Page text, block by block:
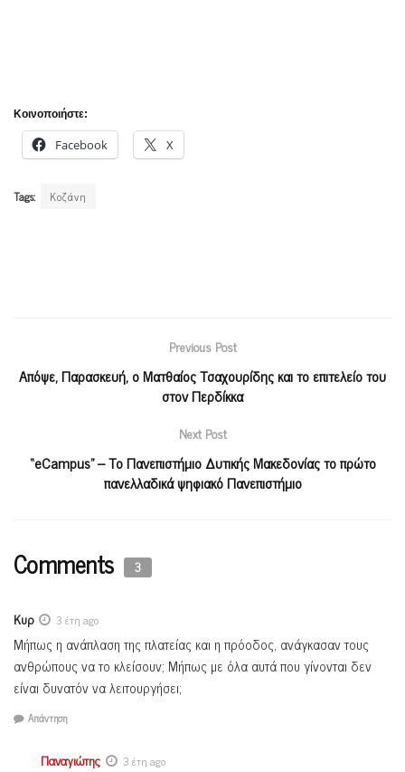
Κοινοποιήστε:
Facebook X
Tags: Κοζάνη
Previous Post
Απόψε, Παρασκευή, ο Ματθαίος Τσαχουρίδης και το επιτελείο του
στον Περδίκκα
Next Post
“eCampus” – Το Πανεπιστήμιο Δυτικής Μακεδονίας το πρώτο
πανελλαδικά ψηφιακό Πανεπιστήμιο
Comments 3
Κυρ 3 έτη ago
Μήπως η ανάπλαση της πλατείας και η πρόοδος, ανάγκασαν τους
ανθρώπους να το κλείσουν; Μήπως με όλα αυτά που γίνονται δεν
είναι δυνατόν να λειτουργήσει;
Απάντηση
Παναγιώτης 3 έτη ago